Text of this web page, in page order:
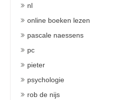
nl
online boeken lezen
pascale naessens
pc
pieter
psychologie
rob de nijs